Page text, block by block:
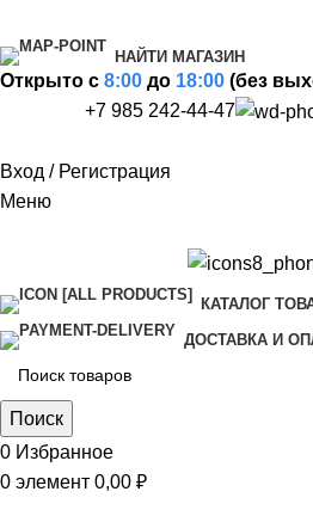
НАЙТИ МАГАЗИН
Открыто c 8:00 до 18:00 (без
+7 985 242-44-47
Вход / Регистрация
Меню
КАТАЛОГ
ДОСТАВКА И
Поиск
0 Избранное
0 элемент 0,00 ₽